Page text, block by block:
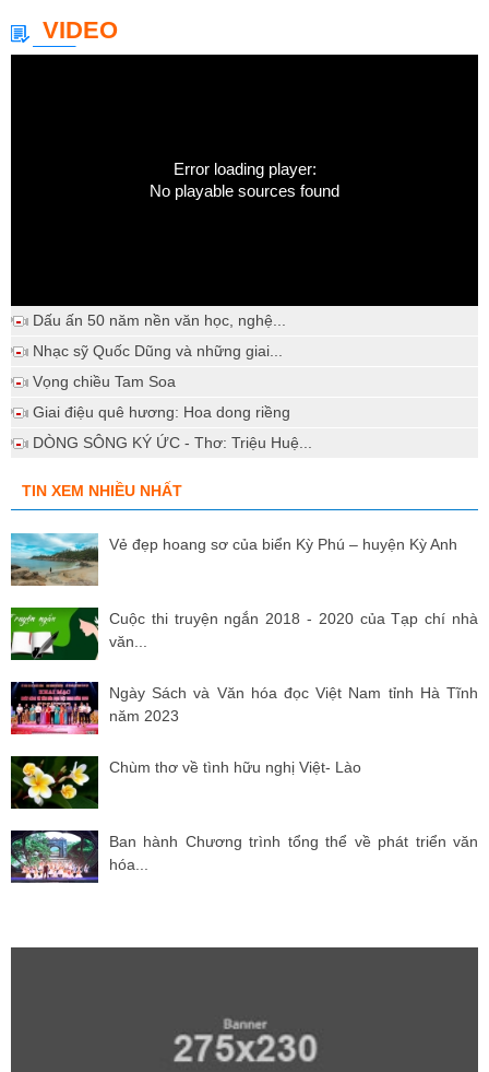
VIDEO
Error loading player:
No playable sources found
Dấu ấn 50 năm nền văn học, nghệ...
Nhạc sỹ Quốc Dũng và những giai...
Vọng chiều Tam Soa
Giai điệu quê hương: Hoa dong riềng
DÒNG SÔNG KÝ ỨC - Thơ: Triệu Huệ...
TIN XEM NHIỀU NHẤT
Vẻ đẹp hoang sơ của biển Kỳ Phú – huyện Kỳ Anh
Cuộc thi truyện ngắn 2018 - 2020 của Tạp chí nhà
văn...
Ngày Sách và Văn hóa đọc Việt Nam tỉnh Hà Tĩnh
năm 2023
Chùm thơ về tình hữu nghị Việt- Lào
Ban hành Chương trình tổng thể về phát triển văn
hóa...